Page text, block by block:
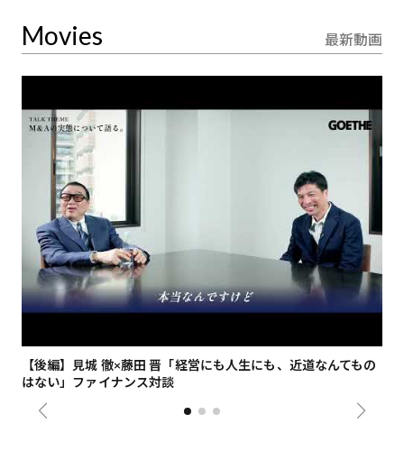
Movies 最新動画
【後編】見城 徹×藤田 晋「経営にも人生にも、近道なんてもの
はない」ファイナンス対談